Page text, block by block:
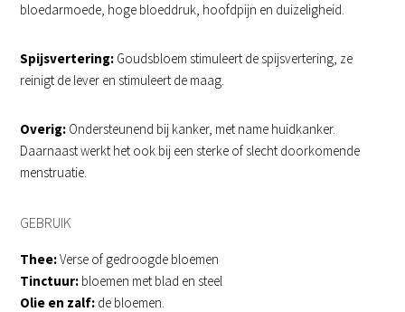
bloedarmoede, hoge bloeddruk, hoofdpijn en duizeligheid.
Spijsvertering: Goudsbloem stimuleert de spijsvertering, ze
reinigt de lever en stimuleert de maag.
Overig: Ondersteunend bij kanker, met name huidkanker.
Daarnaast werkt het ook bij een sterke of slecht doorkomende
menstruatie.
GEBRUIK
Thee:Verse of gedroogde bloemen
Tinctuur: bloemen met blad en steel
Olie en zalf: de bloemen.